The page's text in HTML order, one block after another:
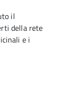
il
della rete
e i